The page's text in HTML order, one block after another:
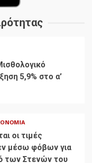
5,9% στο α’
οι τιμές
μέσω φόβων για
των Στενών του